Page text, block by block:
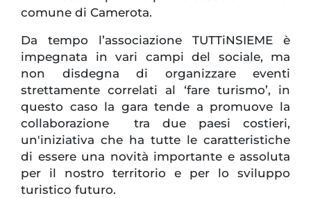
comune di Camerota.
Da tempo l’associazione TUTTiNSIEME è
impegnata in vari campi del sociale, ma
non disdegna di organizzare eventi
strettamente correlati al ‘fare turismo’, in
questo caso la gara tende a promuove la
collaborazione tra due paesi costieri,
un'iniziativa che ha tutte le caratteristiche
di essere una novità importante e assoluta
per il nostro territorio e per lo sviluppo
turistico futuro.